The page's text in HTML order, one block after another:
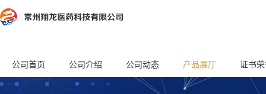
公司首页 公司介绍 公司动态 产品展厅 证书